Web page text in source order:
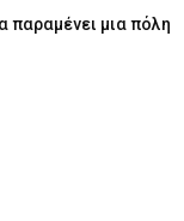
παραμένει μια πόλη